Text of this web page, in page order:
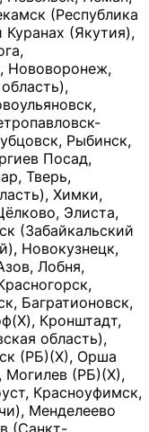
(Республика
(Якутия),
Нововоронеж,
Рыбинск,
Посад,
Тверь,
Химки,
Элиста,
(Забайкальский
Новокузнецк,
Лобня,
Багратионовск,
Кронштадт,
область),
(РБ)(Х), Орша
Могилев (РБ)(Х),
Красноуфимск,
Менделеево
(Санкт-